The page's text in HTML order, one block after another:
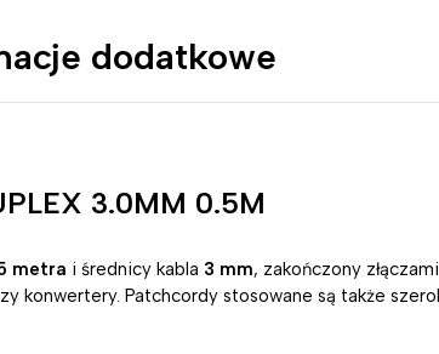
dodatkowe
3.0MM 0.5M
metra i średnicy kabla 3 mm, zakończony złączami
konwertery. Patchcordy stosowane są także